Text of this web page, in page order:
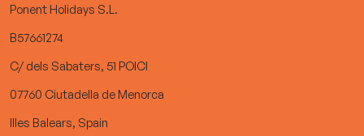
Ponent Holidays S.L.
B57661274
C/ dels Sabaters, 51 POICI
07760 Ciutadella de Menorca
Illes Balears, Spain